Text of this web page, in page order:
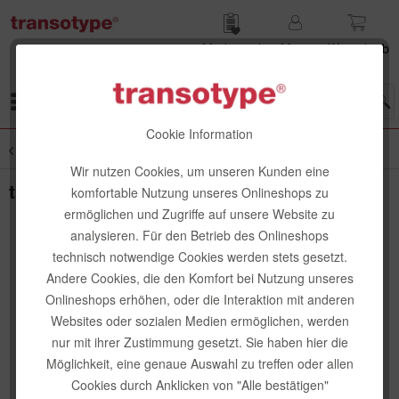
Merk­zettel
Mein
Waren­korb
Cookie Information
Wir nutzen Cookies, um unseren Kunden eine
komfortable Nutzung unseres Onlineshops zu
ermöglichen und Zugriffe auf unsere Website zu
analysieren. Für den Betrieb des Onlineshops
technisch notwendige Cookies werden stets gesetzt.
Andere Cookies, die den Komfort bei Nutzung unseres
Onlineshops erhöhen, oder die Interaktion mit anderen
Websites oder sozialen Medien ermöglichen, werden
nur mit ihrer Zustimmung gesetzt. Sie haben hier die
Möglichkeit, eine genaue Auswahl zu treffen oder allen
Cookies durch Anklicken von "Alle bestätigen"
transotype Writing Kit, Rosewood